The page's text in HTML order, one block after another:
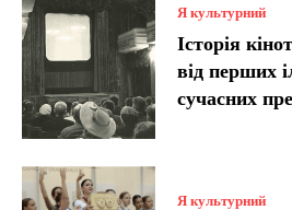
Я культурний
Історія
від перших
сучасних
Я культурний